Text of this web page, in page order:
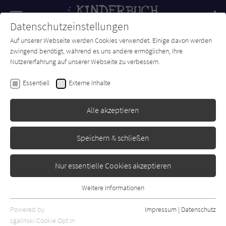
SUCHE Forum Charts Newsletter
Bill Bryson
Eine kurze Geschichte von
cbj
Datenschutzeinstellungen
Auf unserer Webseite werden Cookies verwendet. Einige davon werden
zwingend benötigt, während es uns andere ermöglichen, Ihre
Nutzererfahrung auf unserer Webseite zu verbessern.
Essentiell Externe Inhalte
Alle akzeptieren
Speichern & schließen
Nur essentielle Cookies akzeptieren
Essentielle Cookies werden für grundlegende Funktionen der
Webseite benötigt. Dadurch ist gewährleistet, dass die Webseite
Weitere Informationen
Powered by
sgalinski Cookie Opt In
Impressum | Datenschutz